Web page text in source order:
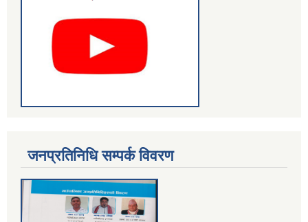
जनप्रतिनिधि सम्पर्क विवरण